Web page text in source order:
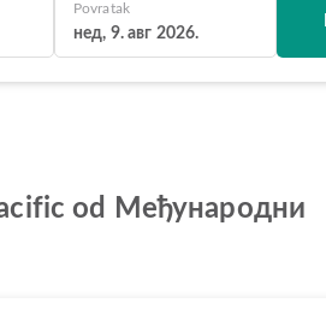
Povratak
нед, 9. авг 2026.
od Међународни